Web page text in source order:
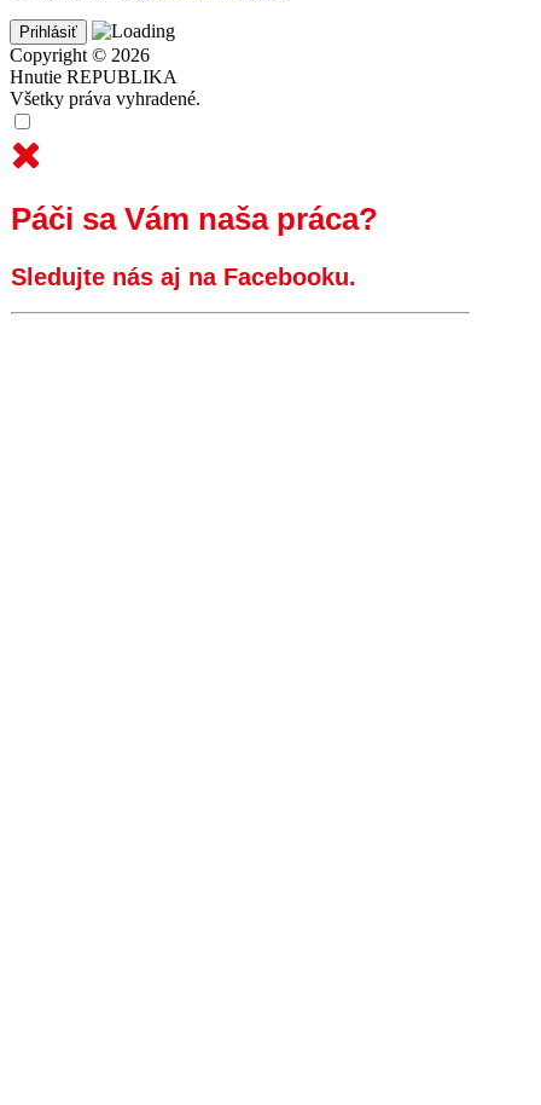
Copyright © 2026
Hnutie REPUBLIKA
Všetky práva vyhradené.
Páči sa Vám naša práca?
Sledujte nás aj na Facebooku.